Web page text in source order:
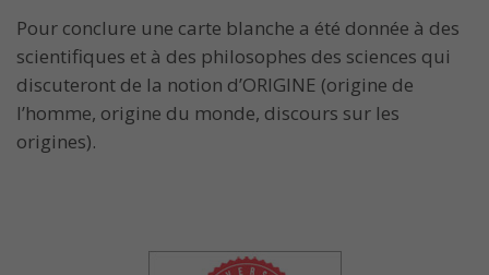
Pour conclure une carte blanche a été donnée à des
scientifiques et à des philosophes des sciences qui
discuteront de la notion d’ORIGINE (origine de
l’homme, origine du monde, discours sur les
origines).